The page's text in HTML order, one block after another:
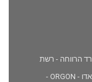
הרווחה - רשת
מלונות דן - ICX חברה לכנסים -בית חולים לניאדו - ORGON -